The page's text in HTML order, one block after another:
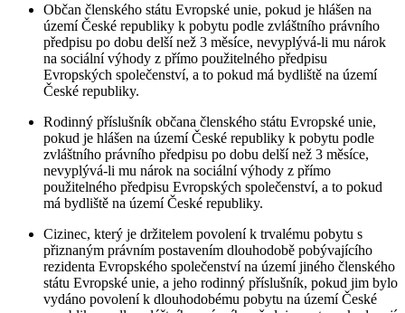
Občan členského státu Evropské unie, pokud je hlášen na
území České republiky k pobytu podle zvláštního právního
předpisu po dobu delší než 3 měsíce, nevyplývá-li mu nárok
na sociální výhody z přímo použitelného předpisu
Evropských společenství, a to pokud má bydliště na území
České republiky.
Rodinný příslušník občana členského státu Evropské unie,
pokud je hlášen na území České republiky k pobytu podle
zvláštního právního předpisu po dobu delší než 3 měsíce,
nevyplývá-li mu nárok na sociální výhody z přímo
použitelného předpisu Evropských společenství, a to pokud
má bydliště na území České republiky.
Cizinec, který je držitelem povolení k trvalému pobytu s
přiznaným právním postavením dlouhodobě pobývajícího
rezidenta Evropského společenství na území jiného členského
státu Evropské unie, a jeho rodinný příslušník, pokud jim bylo
vydáno povolení k dlouhodobému pobytu na území České